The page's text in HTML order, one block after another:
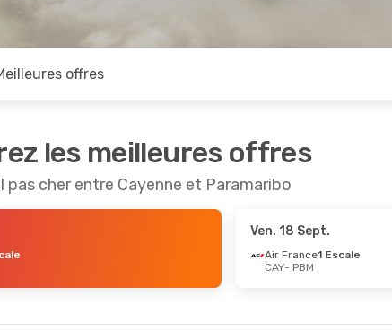
offres
les meilleures offres
pas cher entre Cayenne et Paramaribo
Ven. 18 Sept.
Air France1 Escale
CAY- PBM